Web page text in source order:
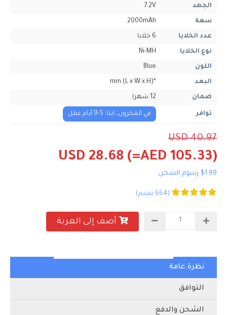
الجهد 7.2V
سعة 2000mAh
عدد الخلايا 6 خلايا
نوع الخلايا Ni-MH
اللون Blue
البعد *mm (L x W x H)
ضمان 12 شهرا
توافر في المخزون، ايتا: 5-9 أيام عمل
USD 40.97
USD 28.68 (=AED 105.33)
$1.99 رسوم الشحن
(664 تقييم)
أضف إلى العربة
نظرة عامة
التوافق
الشحن والدفع